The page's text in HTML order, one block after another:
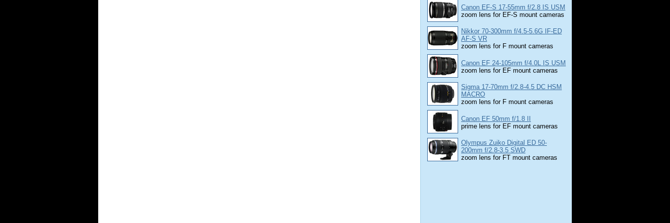
Canon EF-S 17-55mm f/2.8 IS USM
zoom lens for EF-S mount cameras
Nikkor 70-300mm f/4.5-5.6G IF-ED
AF-S VR
zoom lens for F mount cameras
Canon EF 24-105mm f/4.0L IS USM
zoom lens for EF mount cameras
Sigma 17-70mm f/2.8-4.5 DC HSM
MACRO
zoom lens for F mount cameras
Canon EF 50mm f/1.8 II
prime lens for EF mount cameras
Olympus Zuiko Digital ED 50-
200mm f/2.8-3.5 SWD
zoom lens for FT mount cameras